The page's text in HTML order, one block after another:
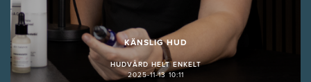
KÄNSLIG HUD
HUDVÅRD HELT ENKELT
2025-11-13 10:11